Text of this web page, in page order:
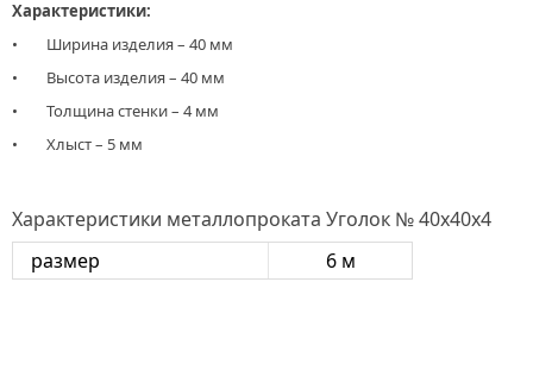
Характеристики:
• Ширина изделия – 40 мм
• Высота изделия – 40 мм
• Толщина стенки – 4 мм
• Хлыст – 5 мм
Характеристики металлопроката Уголок № 40х40х4
размер
6 м